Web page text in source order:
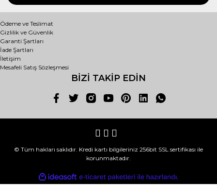
Ödeme ve Teslimat
Gizlilik ve Güvenlik
Garanti Şartları
İade Şartları
İletişim
Mesafeli Satış Sözleşmesi
BİZİ TAKİP EDİN
© Tüm hakları saklıdır. Kredi kartı bilgileriniz 256bit SSL sertifikası ile
korunmaktadır.
ideasoft
e-